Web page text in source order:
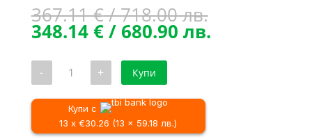
367.11€/ 718.00 лв.Original
price
was:
348.14€/ 680.90 лв.Текущата
цена
- количество
Акумулаторен
пистолет
силикон
DeWALT
+ Купи
Купи с
13 x €30.26 (13 x 59.18 лв.)